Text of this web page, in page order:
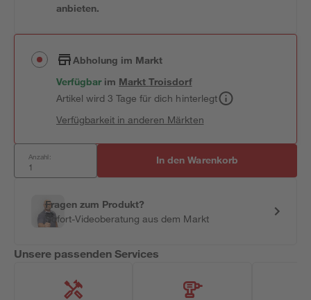
anbieten.
Abholung im Markt
Verfügbar im MarktTroisdorf
Artikel wird 3 Tage für dich hinterlegt
Verfügbarkeit in anderen Märkten
Anzahl: In den Warenkorb
Fragen zum Produkt?
Sofort-Videoberatung aus dem Markt
Unsere passenden Services